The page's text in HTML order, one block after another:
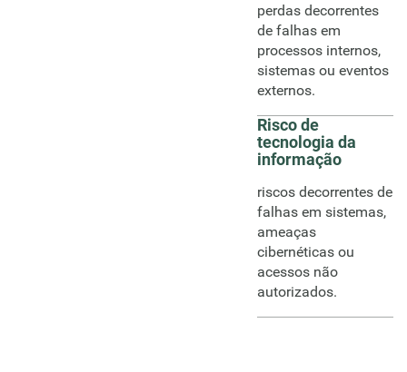
perdas decorrentes
de falhas em
processos internos,
sistemas ou eventos
externos.
Risco de
tecnologia da
informação
riscos decorrentes de
falhas em sistemas,
ameaças
cibernéticas ou
acessos não
autorizados.